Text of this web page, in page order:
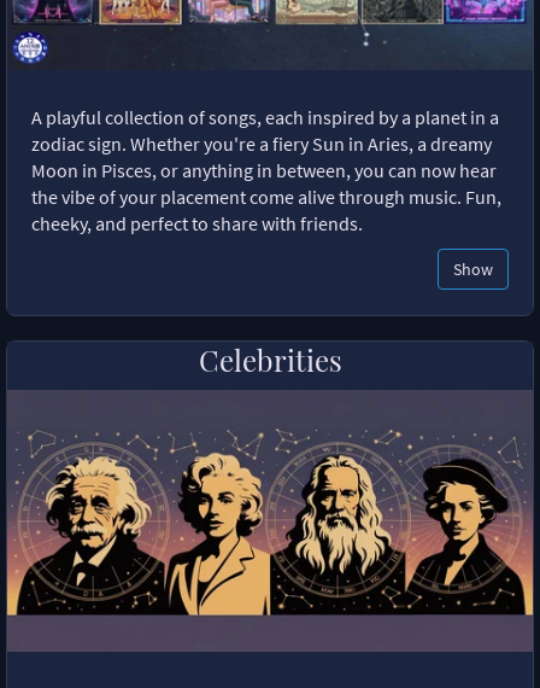
A playful collection of songs, each inspired by a planet in a
zodiac sign. Whether you're a fiery Sun in Aries, a dreamy
Moon in Pisces, or anything in between, you can now hear
the vibe of your placement come alive through music. Fun,
cheeky, and perfect to share with friends.
Show
Celebrities